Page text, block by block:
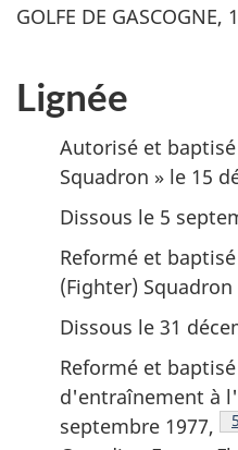
GOLFE DE GASCOGNE,
Lignée
Autorisé et
Squadron » le 15
Dissous le 5
Reformé et
(Fighter) Squadron
Dissous le 31
Reformé et
d'entraînement à
septembre 1977,
5